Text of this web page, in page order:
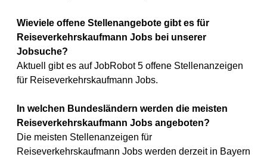
Wieviele offene Stellenangebote gibt es für
Reiseverkehrskaufmann Jobs bei unserer
Jobsuche?
Aktuell gibt es auf JobRobot 5 offene Stellenanzeigen
für Reiseverkehrskaufmann Jobs.
In welchen Bundesländern werden die meisten
Reiseverkehrskaufmann Jobs angeboten?
Die meisten Stellenanzeigen für
Reiseverkehrskaufmann Jobs werden derzeit in Bayern